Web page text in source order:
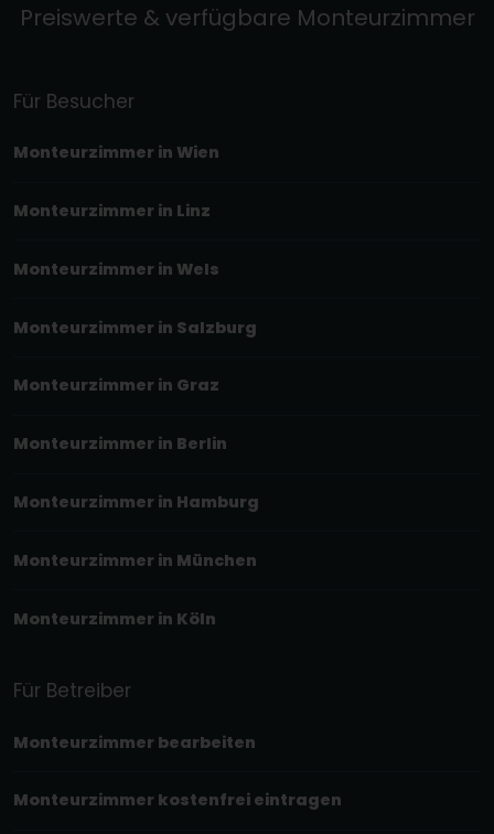
Preiswerte & verfügbare Monteurzimmer
Für Besucher
Monteurzimmer in Wien
Monteurzimmer in Linz
Monteurzimmer in Wels
Monteurzimmer in Salzburg
Monteurzimmer in Graz
Monteurzimmer in Berlin
Monteurzimmer in Hamburg
Monteurzimmer in München
Monteurzimmer in Köln
Für Betreiber
Monteurzimmer bearbeiten
Monteurzimmer kostenfrei eintragen